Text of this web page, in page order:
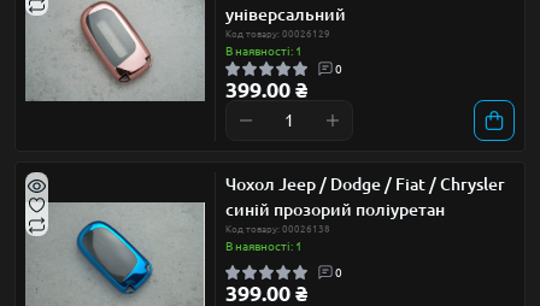
універсальний
Код товару: 00026129
В наявності: 1
0
399.00 ₴
Чохол Jeep / Dodge / Fiat / Chrysler
синій прозорий поліуретан
Код товару: 00026138
В наявності: 1
0
399.00 ₴